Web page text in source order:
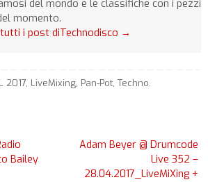
del mondo e le classifiche con i pezzi
momento.
i post diTechnodisco →
2017, LiveMixing, Pan-Pot, Techno.
Bailey
Adam Beyer @ Drumcode
Live 352 –
28.04.2017_LiveMiXing +